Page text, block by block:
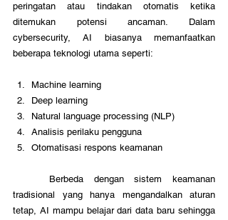
peringatan atau tindakan otomatis ketika
ditemukan potensi ancaman. Dalam
cybersecurity, AI biasanya memanfaatkan
beberapa teknologi utama seperti:
Machine learning
Deep learning
Natural language processing (NLP)
Analisis perilaku pengguna
Otomatisasi respons keamanan
tradisional yang hanya mengandalkan aturan
tetap, AI mampu belajar dari data baru sehingga